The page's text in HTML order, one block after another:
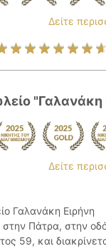
Δείτε
"Γαλανάκη
Δείτε
Γαλανάκη Ειρήνη
στην Πάτρα, στην
59, και